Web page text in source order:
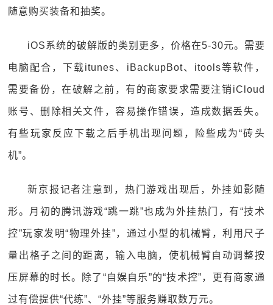
随意购买装备和抽奖。
iOS系统的破解版的类别更多，价格在5-30元。需要
电脑配合，下载itunes、iBackupBot、itools等软件，
需要备份，在破解之前，有的商家要求需要注销iCloud
账号、删除相关文件，容易操作错误，造成数据丢失。
有些玩家反应下载之后手机出现问题，险些成为“砖头
机”。
新京报记者注意到，热门游戏出现后，外挂如影随
形。月初的腾讯游戏“跳一跳”也成为外挂热门，有“技术
控”玩家发明“物理外挂”，通过小型的机械臂，利用尺子
量出格子之间的距离，输入电脑，使机械臂自动调整按
压屏幕的时长。除了“自娱自乐”的“技术控”，更有商家通
过有偿提供“代练”、“外挂”等服务赚取数万元。